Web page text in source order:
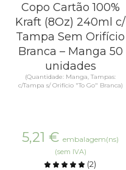
Copo Cartão 100%
Kraft (8Oz) 240ml c/
Tampa Sem Orifício
Branca – Manga 50
unidades
(Quantidade: Manga, Tampas:
c/Tampa s/ Orifício "To Go" Branca)
5,21 € embalagem(ns)
(sem IVA)
(2)